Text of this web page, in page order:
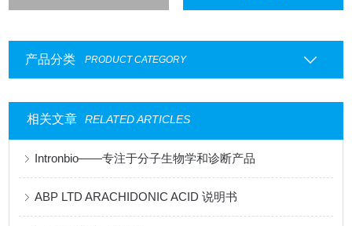
产品分类 PRODUCT CATEGORY
相关文章 RELATED ARTICLES
Intronbio——专注于分子生物学和诊断产品
ABP LTD ARACHIDONIC ACID 说明书